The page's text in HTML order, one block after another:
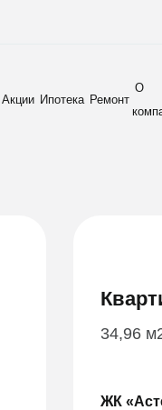
Акции Ипотека Ремонт
О
34,96
ЖК